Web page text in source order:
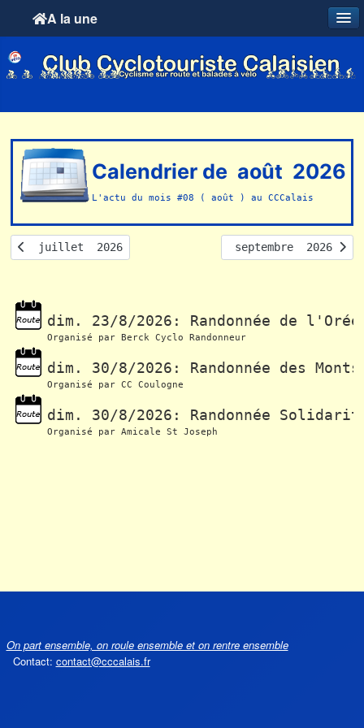
Calendrier de  août  2026
L'actu du mois #08 ( août ) au CCCalais
  juillet  2026
septembre  2026
dim. 23/8/2026: Randonnée de
dim. 30/8/2026: Randonnée des
dim. 30/8/2026: Randonnée
On part ensemble, on roule ensemble et on rentre ensemble
Contact: contact@cccalais.fr
A la une